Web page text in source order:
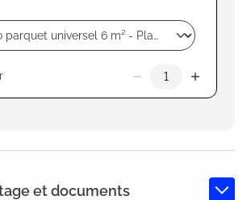
et documents